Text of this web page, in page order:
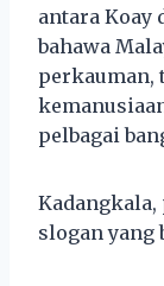
antara Koay
bahawa
perkauman,
pelbagai
slogan yang